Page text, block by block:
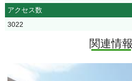
アクセス数
3022
関連情報